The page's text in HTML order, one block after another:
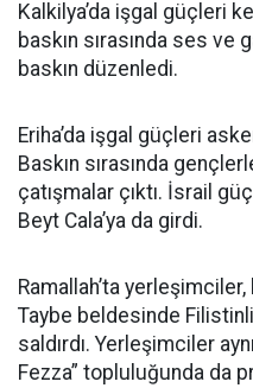
Kalkilya’da işgal güçleri
baskın sırasında ses ve
baskın düzenledi.
Eriha’da işgal güçleri
Baskın sırasında
çatışmalar çıktı. İsrail
Beyt Cala’ya da girdi.
Ramallah’ta
Taybe beldesinde
saldırdı. Yerleşimciler
Fezza” topluluğunda da